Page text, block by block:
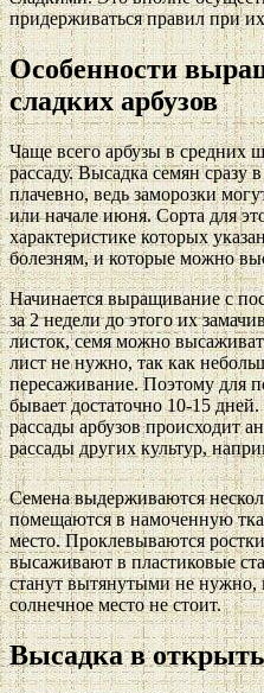
придерживаться правил при
Особенности
сладких арбузов
Чаще всего арбузы в средних
рассаду. Высадка семян сразу
плачевно, ведь заморозки
или начале июня. Сорта для
характеристике которых
болезням, и которые можно
Начинается выращивание с
за 2 недели до этого их
листок, семя можно
лист не нужно, так как
пересаживание. Поэтому для
бывает достаточно 10-15
рассады арбузов происходит
рассады других культур,
Семена выдерживаются
помещаются в намоченную
место. Проклевываются
высаживают в пластиковые
станут вытянутыми не нужно,
солнечное место не стоит.
Высадка в